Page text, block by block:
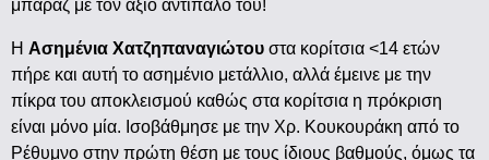
μπαράζ με τον άξιο αντίπαλό του!
Η Ασημένια Χατζηπαναγιώτου στα κορίτσια <14 ετών
πήρε και αυτή το ασημένιο μετάλλιο, αλλά έμεινε με την
πίκρα του αποκλεισμού καθώς στα κορίτσια η πρόκριση
είναι μόνο μία. Ισοβάθμησε με την Χρ. Κουκουράκη από το
Ρέθυμνο στην πρώτη θέση με τους ίδιους βαθμούς, όμως τα